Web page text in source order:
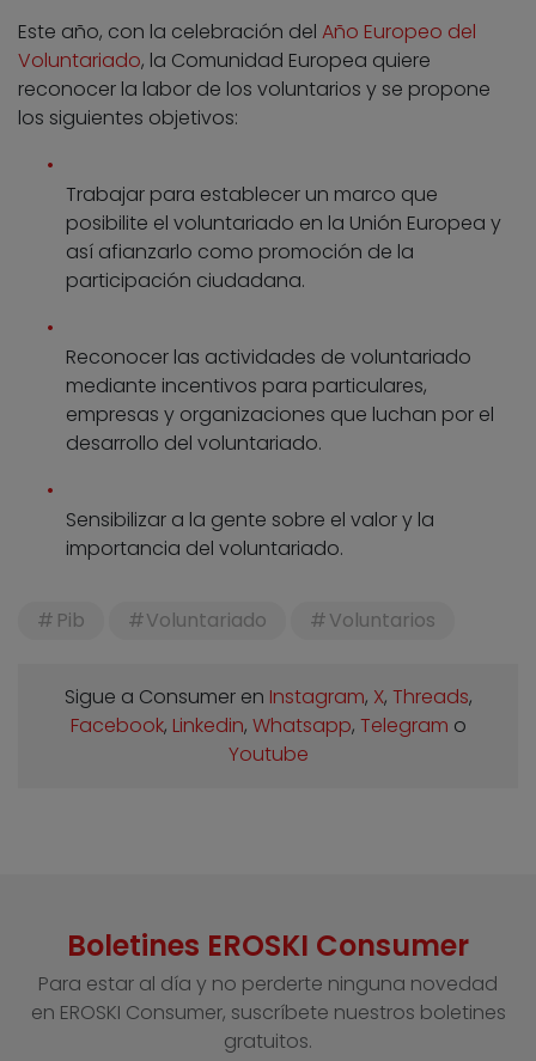
Este año, con la celebración del Año Europeo del
Voluntariado, la Comunidad Europea quiere
reconocer la labor de los voluntarios y se propone
los siguientes objetivos:
Trabajar para establecer un marco que
posibilite el voluntariado en la Unión Europea y
así afianzarlo como promoción de la
participación ciudadana.
Reconocer las actividades de voluntariado
mediante incentivos para particulares,
empresas y organizaciones que luchan por el
desarrollo del voluntariado.
Sensibilizar a la gente sobre el valor y la
importancia del voluntariado.
Pib Voluntariado Voluntarios
Sigue a Consumer en Instagram, X, Threads,
Facebook, Linkedin, Whatsapp, Telegram o
Youtube
Boletines EROSKI Consumer
Para estar al día y no perderte ninguna novedad
en EROSKI Consumer, suscríbete nuestros boletines
gratuitos.